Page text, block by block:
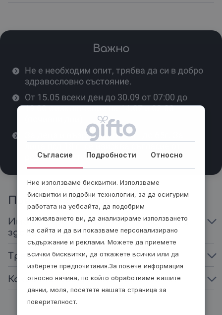
Важно
Не е необходим опит, трябва да си в добро
здравословно състояние.
От 15.05 всеки ден до 30.09 от 07:00 до
19:00 с изключение на 14.07 и 02.08
За деца и възрастни от 10г. до 65г. За
родител/настойник.
Повече информация
Има ли ограничения за възрастта и
здравословното състояние?
Трябва ли предварително опит?
Какво трябва да нося със себе си?
Съгласие Подробности Относно
Ние използваме бисквитки. Използваме
бисквитки и подобни технологии, за да осигурим
работата на уебсайта, да подобрим
изживяването ви, да анализираме използването
на сайта и да ви показваме персонализирано
съдържание и реклами. Можете да приемете
всички бисквитки, да откажете всички или да
изберете предпочитания.За повече информация
относно начина, по който обработваме вашите
данни, моля, посетете нашата страница за
поверителност.